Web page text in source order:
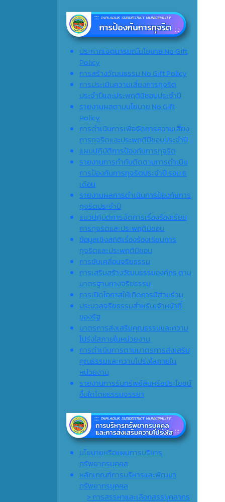
ประกาศเจตนารมณ์นโยบาย No Gift
Policy
การสร้างวัฒนธรรม No Gift Policy
การประเมินความเสี่ยงการทุจริต
ประจำปีและประพฤติมิชอบประจำปี
รายงานผลตามนโยบาย No Gift
Policy
การดำเนินการเพื่อจัดการความเสี่ยง
การทุจริตและประพฤติมิชอบประจำปี
แผนปฏิบัติการป้องกันการทุจริต
รายงานการกำกับติดตามการดำเนิน
การป้องกันการทุจริตประจำปี รอบ 6
เดือน
รายงานผลการดำเนินการป้องกันการ
ทุจริตประจำปี
แนวปฏิบัติการจัดการเรื่องร้องเรียน
การทุจริตและประพฤติมิชอบ
ข้อมูลเชิงสถิติเรื่องร้องเรียนการ
ทุจริตและประพฤติมิชอบ
การขับเคลื่อนจริยธรรม
การเสริมสร้างวัฒนธรรมองค์กร ตาม
มาตรฐานทางจริยธรรม
การเปิดโอกาสให้เกิดการมีส่วนร่วม
ประมวลจริยธรรมสำหรับเจ้าหน้าที่
ของรัฐ
มาตรการส่งเสริมคุณธรรมและความ
โปร่งใสภายในหน่วยงาน
การดำเนินการตามมาตรการส่งเสริม
คุณธรรมและความโปร่งใสภายใน
หน่วยงาน
รายงานการรับทรัพย์สินหรือประโยชน์
อื่นใดโดยธรรมจรรยา
นโยบายหรือแผนการบริหาร
ทรัพยากรบุคคล
หลักเกณฑ์การบริหารและพัฒนา
ทรัพยากรบุคคล
> การสรรหาและเลือกสรรบุคลากร